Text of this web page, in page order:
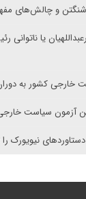
و چالش‌های
یا
خارجی کشور به
آزمون سیاست